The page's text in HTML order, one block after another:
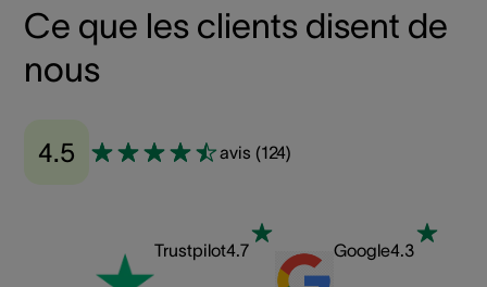
Ce que les clients disent de
nous
4.5 avis (124)
Trustpilot4.7 Google4.3